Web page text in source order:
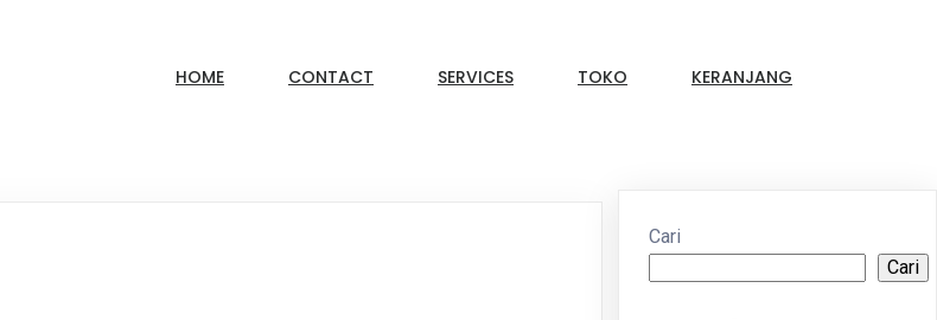
HOME CONTACT SERVICES TOKO KERANJANG
Cari
Cari